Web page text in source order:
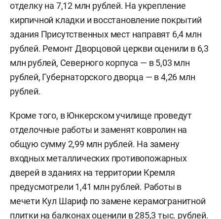
отделку на 7,12 млн рублей. На укрепление
кирпичной кладки и восстановление покрытий
здания Присутственных мест направят 6,4 млн
рублей. Ремонт Дворцовой церкви оценили в 6,3
млн рублей, Северного корпуса — в 5,03 млн
рублей, Губернаторского дворца — в 4,26 млн
рублей.
Кроме того, в Юнкерском училище проведут
отделочные работы и заменят ковролин на
общую сумму 2,99 млн рублей. На замену
входных металлических противопожарных
дверей в зданиях на территории Кремля
предусмотрели 1,41 млн рублей. Работы в
мечети Кул Шариф по замене керамогранитной
плитки на балконах оценили в 285,3 тыс. рублей.